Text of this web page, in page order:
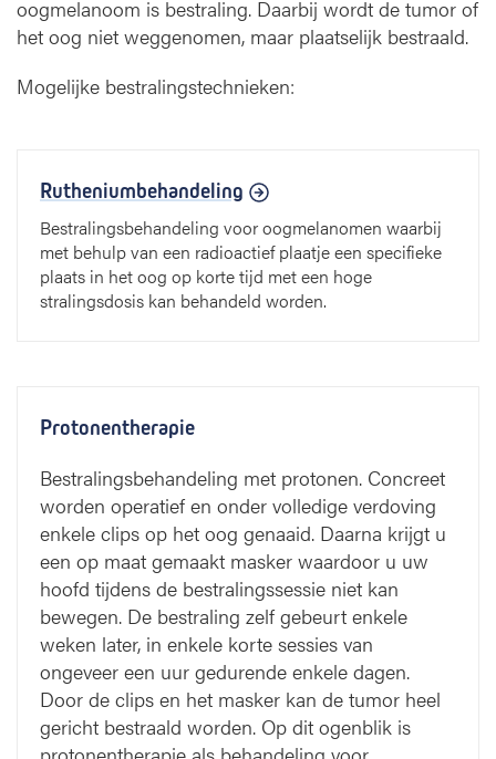
oogmelanoom is bestraling. Daarbij wordt de tumor of
het oog niet weggenomen, maar plaatselijk bestraald.
Mogelijke bestralingstechnieken:
Rutheniumbehandeling
Bestralingsbehandeling voor oogmelanomen waarbij
met behulp van een radioactief plaatje een specifieke
plaats in het oog op korte tijd met een hoge
stralingsdosis kan behandeld worden.
Protonentherapie
Bestralingsbehandeling met protonen. Concreet
worden operatief en onder volledige verdoving
enkele clips op het oog genaaid. Daarna krijgt u
een op maat gemaakt masker waardoor u uw
hoofd tijdens de bestralingssessie niet kan
bewegen. De bestraling zelf gebeurt enkele
weken later, in enkele korte sessies van
ongeveer een uur gedurende enkele dagen.
Door de clips en het masker kan de tumor heel
gericht bestraald worden. Op dit ogenblik is